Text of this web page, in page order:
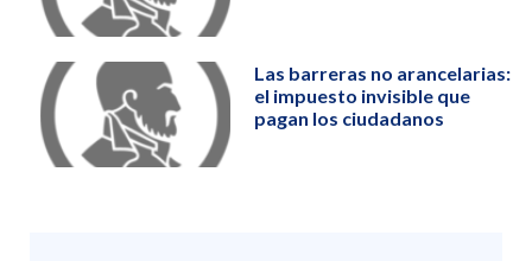
Las barreras no arancelarias:
el impuesto invisible que
pagan los ciudadanos